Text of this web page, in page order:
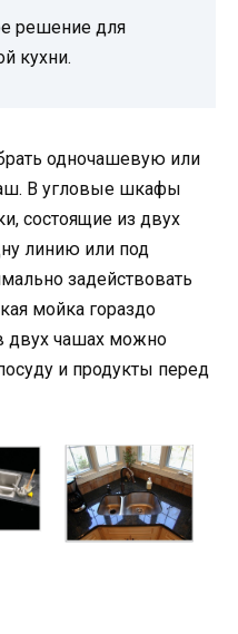
решение для
кухни.
одночашевую или
В угловые шкафы
состоящие из двух
линию или под
задействовать
мойка гораздо
двух чашах можно
и продукты перед